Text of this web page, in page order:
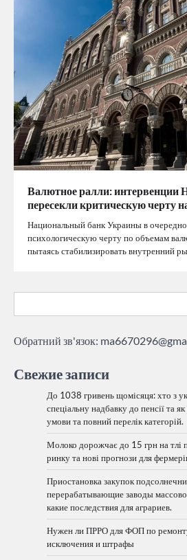
Валютное ралли: интервенции
пересекли критическую черту
Национальный банк Украины в
психологическую черту по объемам
пытаясь стабилизировать внутренний
Обратний зв'язок:
Свежие записи
До 1038 гривень щомісяця: хто з
спеціальну надбавку до пенсії та
умови та повний перелік категорій.
Молоко дорожчає до 15 грн на тлі
ринку та нові прогнози для
Приостановка закупок
перерабатывающие заводы
какие последствия для аграриев.
Нужен ли ПРРО для ФОП по
исключения и штрафы